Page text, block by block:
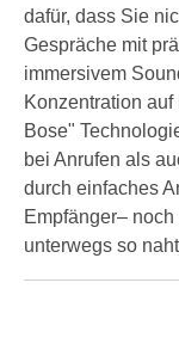
dafür, dass Sie
Gespräche mit
immersivem
Konzentration
Bose"
bei Anrufen als
durch einfaches
Empfänger–
unterwegs so